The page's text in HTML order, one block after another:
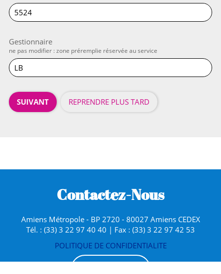
Gestionnaire
ne pas modifier : zone préremplie réservée au service
SUIVANT REPRENDRE PLUS TARD
Contactez-Nous
Amiens Métropole - BP 2720 - 80027 Amiens CEDEX
Tél. : (33) 3 22 97 40 40 | Fax : (33) 3 22 97 42 53
POLITIQUE DE CONFIDENTIALITE